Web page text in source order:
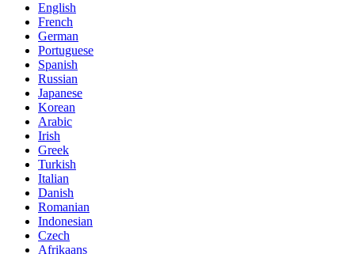
English
French
German
Portuguese
Spanish
Russian
Japanese
Korean
Arabic
Irish
Greek
Turkish
Italian
Danish
Romanian
Indonesian
Czech
Afrikaans